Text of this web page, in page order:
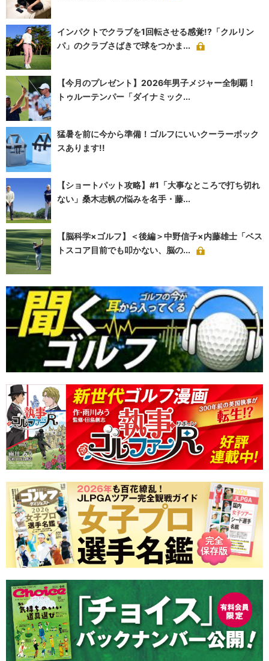
インパクトでクラブを1回転させる感覚!?「クルリン
パ」のクラブさばきで球をつかま...
【今月のプレゼント】2026年男子メジャー全制覇！
トゥルーテンパー「ダイナミック...
猛暑を前に今から準備！ゴルフにいいクーラーボック
スあります!!
【ショートパット攻略】#1「大事なところで打ち切れ
ない」桑木志帆の悩みを名手・藤...
【脳科学×ゴルフ】＜後編＞中野信子×内藤雄士「ベス
トスコア目前でも叩かない、脳の...